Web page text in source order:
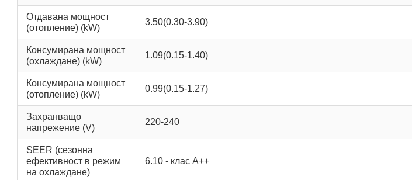
Отдавана мощност
(отопление) (kW)
3.50(0.30-3.90)
Консумирана мощност
(охлаждане) (kW)
1.09(0.15-1.40)
Консумирана мощност
(отопление) (kW)
0.99(0.15-1.27)
Захранващо
напрежение (V)
220-240
SEER (сезонна
ефективност в режим
на охлаждане)
6.10 - клас А++